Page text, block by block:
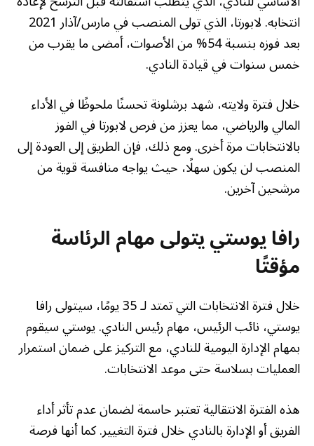
انتخابه. لابورتا، الذي تولى المنصب في مارس/آذار 2021
بعد فوزه بنسبة 54% من الأصوات، أمضى ما يقرب من
خمس سنوات في قيادة النادي.
خلال فترة ولايته، شهد برشلونة تحسنًا ملحوظًا في الأداء
المالي والرياضي، مما يعزز من فرص لابورتا في الفوز
بالانتخابات مرة أخرى. ومع ذلك، فإن الطريق إلى العودة إلى
المنصب لن يكون سهلًا، حيث يواجه منافسة قوية من
مرشحين آخرين.
رافا يوستي يتولى مهام الرئاسة
مؤقتًا
خلال فترة الانتخابات التي تمتد لـ 35 يومًا، سيتولى رافا
يوستي، نائب الرئيس، مهام رئيس النادي. يوستي سيقوم
بمهام الإدارة اليومية للنادي، مع التركيز على ضمان استمرار
العمليات بسلاسة حتى موعد الانتخابات.
هذه الفترة الانتقالية تعتبر حاسمة لضمان عدم تأثر أداء
الفريق أو الإدارة بالنادي خلال فترة التغيير. كما أنها فرصة